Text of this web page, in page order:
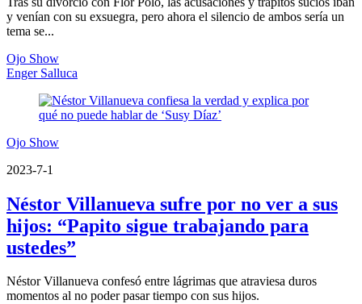
y venían con su exsuegra, pero ahora el silencio de ambos sería un
tema se...
Ojo Show
Enger Salluca
Ojo Show
2023-7-1
Néstor Villanueva sufre por no ver a sus
hijos: “Papito sigue trabajando para
ustedes”
Néstor Villanueva confesó entre lágrimas que atraviesa duros
momentos al no poder pasar tiempo con sus hijos.